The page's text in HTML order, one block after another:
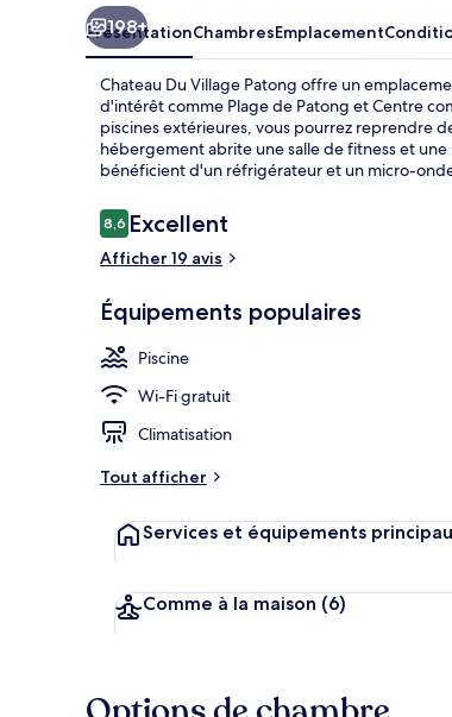
198+
PrésentationChambresEmplacement
Chateau Du Village Patong offre un
d'intérêt comme Plage de Patong et Centre
piscines extérieures, vous pourrez reprendre
hébergement abrite une salle de fitness et
bénéficient d'un réfrigérateur et un micro-
Avis
voyageurs
8,68,6 sur 10
Excellent
Afficher 19 avis
Équipements populaires
Piscine
Wi-Fi gratuit
Climatisation
Tout afficher
Services et équipements
Comme à la maison (6)